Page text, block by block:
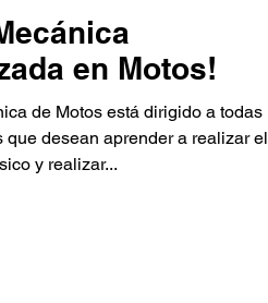
en Motos!
de Motos está dirigido a todas
desean aprender a realizar el
y realizar...